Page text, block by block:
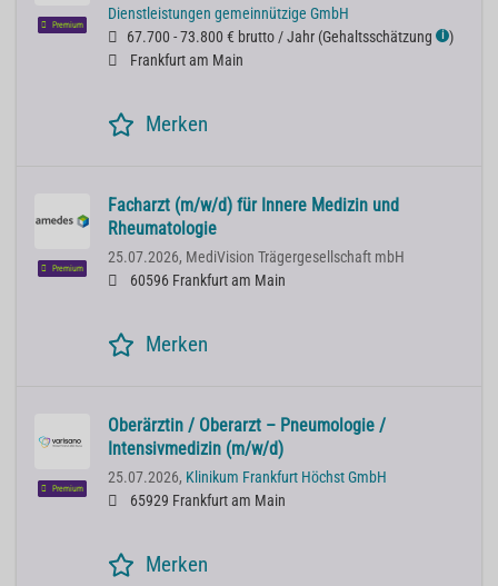
Premium
Dienstleistungen gemeinnützige GmbH
67.700 - 73.800 € brutto / Jahr (Gehaltsschätzung ℹ )
Frankfurt am Main
Merken
Premium
Facharzt (m/w/d) für Innere Medizin und
Rheumatologie
25.07.2026, MediVision Trägergesellschaft mbH
60596 Frankfurt am Main
Merken
Premium
Oberärztin / Oberarzt – Pneumologie /
Intensivmedizin (m/w/d)
25.07.2026, Klinikum Frankfurt Höchst GmbH
65929 Frankfurt am Main
Merken